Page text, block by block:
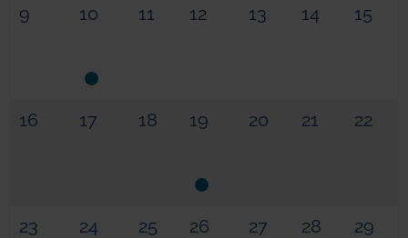
9 10 11 12 13 14 15
16 17 18 19 20 21 22
23 24 25 26 27 28 29